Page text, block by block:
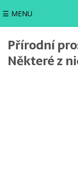
☰ MENU
Přírodní
Některé z